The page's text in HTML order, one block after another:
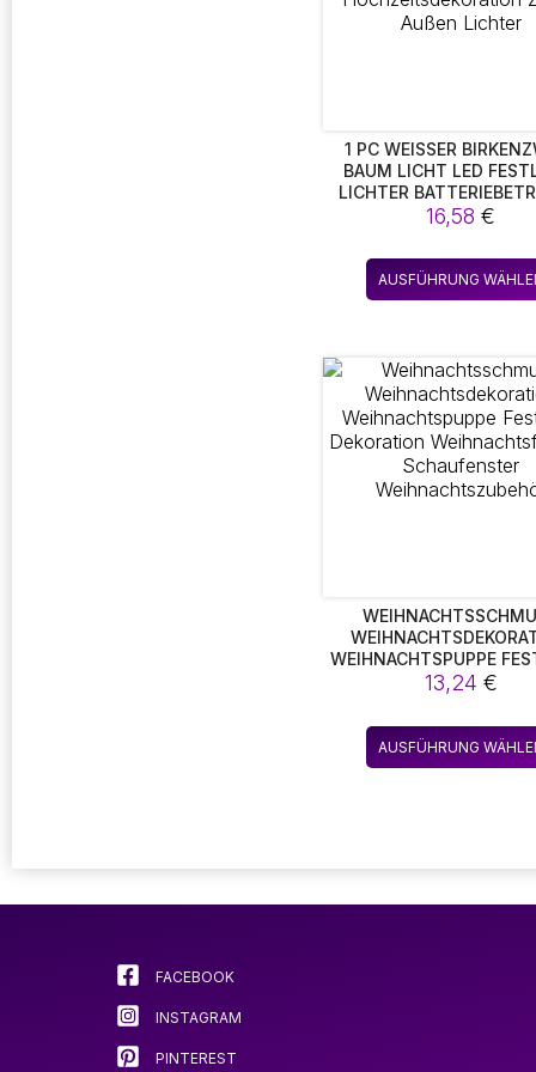
1 PC WEISSER
AUM LICHT LED
ICHTER
ÜR WEIHNACHTEN
WEIG AUSSEN
16,58€
AUSFÜHRUNG
WEIHNACHTSPUPPE
DEKORATION
SCHAUFENSTER
13,24 €
AUSFÜHRUNG
FACEBOOK
INSTAGRAM
PINTEREST